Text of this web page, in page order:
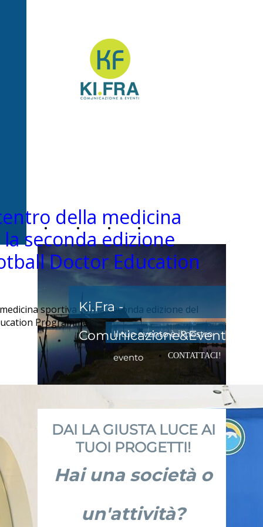
Page siamo
della medicina
seconda edizione
Doctor Education
sportiva con la seconda edizione del
Programme
Ki.Fra -
Comunicazione&Eventi
Il tuo evento è il nostro
evento CONTATTACI!
DAI LA GIUSTA LUCE AI
TUOI PROGETTI!
Hai una società o
un'attività?